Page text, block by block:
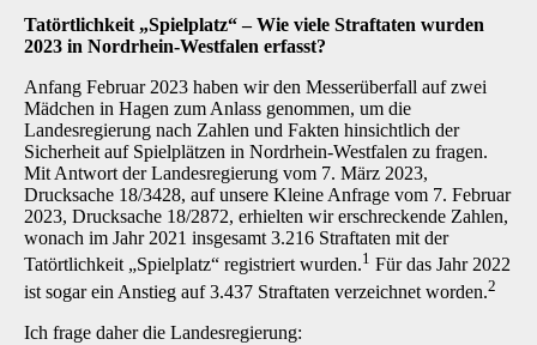
Tatörtlichkeit „Spielplatz“ – Wie viele Straftaten wurden
2023 in Nordrhein-Westfalen erfasst?
Anfang Februar 2023 haben wir den Messerüberfall auf zwei
Mädchen in Hagen zum Anlass genommen, um die
Landesregierung nach Zahlen und Fakten hinsichtlich der
Sicherheit auf Spielplätzen in Nordrhein-Westfalen zu fragen.
Mit Antwort der Landesregierung vom 7. März 2023,
Drucksache 18/3428, auf unsere Kleine Anfrage vom 7. Februar
2023, Drucksache 18/2872, erhielten wir erschreckende Zahlen,
wonach im Jahr 2021 insgesamt 3.216 Straftaten mit der
Tatörtlichkeit „Spielplatz“ registriert wurden.1 Für das Jahr 2022
ist sogar ein Anstieg auf 3.437 Straftaten verzeichnet worden.2
Ich frage daher die Landesregierung: